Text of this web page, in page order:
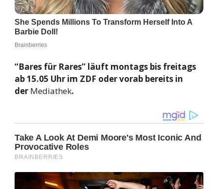
“Bares für Rares” läuft montags bis freitags
ab 15.05 Uhr im ZDF oder vorab bereits in
der Mediathek.